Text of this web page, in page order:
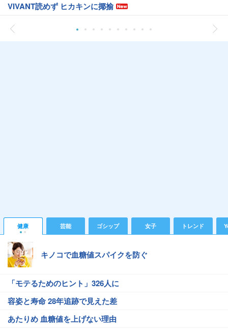
VIVANT読めず ヒカキンに揶揄
健康 芸能 ゴシップ 女子 トレンド
キノコで血糖値スパイクを防ぐ
「モテるためのヒント」326人に
容姿と寿命 28年追跡で見えた差
あたりめ 血糖値を上げない理由